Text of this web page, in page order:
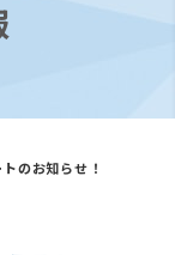
のお知らせ！